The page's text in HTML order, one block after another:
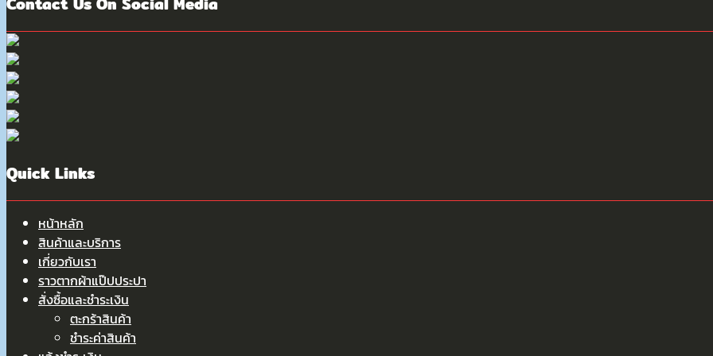
Quick Links
หน้าหลัก
สินค้าและบริการ
เกี่ยวกับเรา
ราวตากผ้าแป๊ปประปา
สั่งซื้อและชำระเงิน
ตะกร้าสินค้า
ชำระค่าสินค้า